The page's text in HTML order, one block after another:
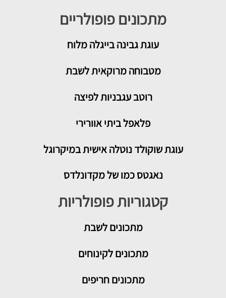
מתכונים פופולריים
עוגת גבינה בייגלה מלוח
מטבוחה מרוקאית לשבת
רוטב עגבניות לפיצה
פלאפל ביתי אוורירי
עוגת שוקולד נוטלה אישית במיקרוגל
נאגטס כמו של מקדונלדס
קטגוריות פופולריות
מתכוניםלשבת
מתכונים לקינוחים
מתכונים חריפים